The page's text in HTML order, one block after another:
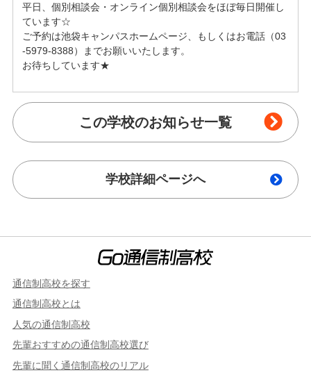
平日、個別相談会・オンライン個別相談会をほぼ毎日開催し
ています☆
ご予約は池袋キャンパスホームページ、もしくはお電話（03
-5979-8388）までお願いいたします。
お待ちしています★
この学校のお知らせ一覧
学校詳細ページへ
通信制高校を探す
通信制高校とは
人気の通信制高校
先輩おすすめの通信制高校選び
先輩に聞く通信制高校のリアル